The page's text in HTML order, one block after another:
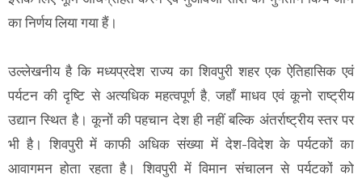
का निर्णय लिया गया हैं।
उल्लेखनीय है कि मध्यप्रदेश राज्य का शिवपुरी शहर एक ऐतिहासिक एवं
पर्यटन की दृष्टि से अत्यधिक महत्वपूर्ण है, जहाँ माधव एवं कूनो राष्ट्रीय
उद्यान स्थित है। कूनों की पहचान देश ही नहीं बल्कि अंतर्राष्ट्रीय स्तर पर
भी है। शिवपुरी में काफी अधिक संख्या में देश-विदेश के पर्यटकों का
आवागमन होता रहता है। शिवपुरी में विमान संचालन से पर्यटकों को